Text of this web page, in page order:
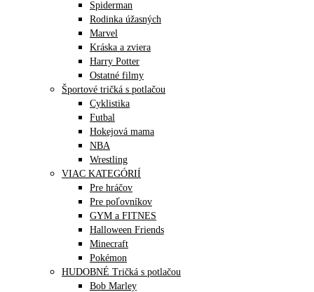
Spiderman
Rodinka úžasných
Marvel
Kráska a zviera
Harry Potter
Ostatné filmy
Športové tričká s potlačou
Cyklistika
Futbal
Hokejová mama
NBA
Wrestling
VIAC KATEGÓRIÍ
Pre hráčov
Pre poľovníkov
GYM a FITNES
Halloween Friends
Minecraft
Pokémon
HUDOBNÉ Tričká s potlačou
Bob Marley